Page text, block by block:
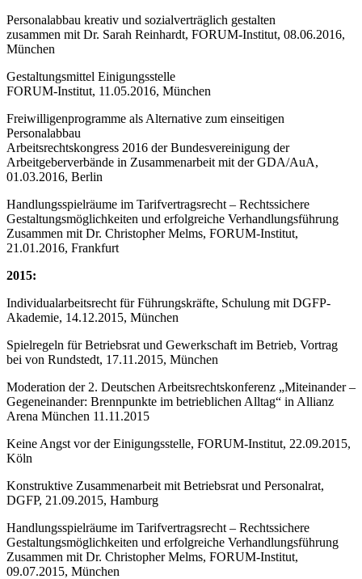
Personalabbau kreativ und sozialverträglich gestalten
zusammen mit Dr. Sarah Reinhardt, FORUM-Institut, 08.06.2016,
München
Gestaltungsmittel Einigungsstelle
FORUM-Institut, 11.05.2016, München
Freiwilligenprogramme als Alternative zum einseitigen
Personalabbau
Arbeitsrechtskongress 2016 der Bundesvereinigung der
Arbeitgeberverbände in Zusammenarbeit mit der GDA/AuA,
01.03.2016, Berlin
Handlungsspielräume im Tarifvertragsrecht – Rechtssichere
Gestaltungsmöglichkeiten und erfolgreiche Verhandlungsführung
Zusammen mit Dr. Christopher Melms, FORUM-Institut,
21.01.2016, Frankfurt
2015:
Individualarbeitsrecht für Führungskräfte, Schulung mit DGFP-
Akademie, 14.12.2015, München
Spielregeln für Betriebsrat und Gewerkschaft im Betrieb, Vortrag
bei von Rundstedt, 17.11.2015, München
Moderation der 2. Deutschen Arbeitsrechtskonferenz „Miteinander –
Gegeneinander: Brennpunkte im betrieblichen Alltag“ in Allianz
Arena München 11.11.2015
Keine Angst vor der Einigungsstelle, FORUM-Institut, 22.09.2015,
Köln
Konstruktive Zusammenarbeit mit Betriebsrat und Personalrat,
DGFP, 21.09.2015, Hamburg
Handlungsspielräume im Tarifvertragsrecht – Rechtssichere
Gestaltungsmöglichkeiten und erfolgreiche Verhandlungsführung
Zusammen mit Dr. Christopher Melms, FORUM-Institut,
09.07.2015, München